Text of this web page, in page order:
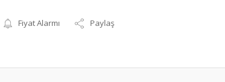
Fiyat Alarmı Paylaş